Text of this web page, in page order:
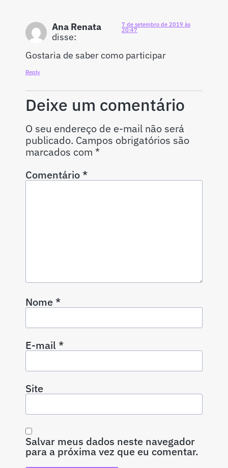
Ana Renata
disse:
7 de setembro de 2019 às
20:47
Gostaria de saber como participar
Reply
Deixe um comentário
O seu endereço de e-mail não será
publicado. Campos obrigatórios são
marcados com *
Comentário*
Nome*
E-mail*
Site
Salvar meus dados neste navegador
para a próxima vez que eu comentar.